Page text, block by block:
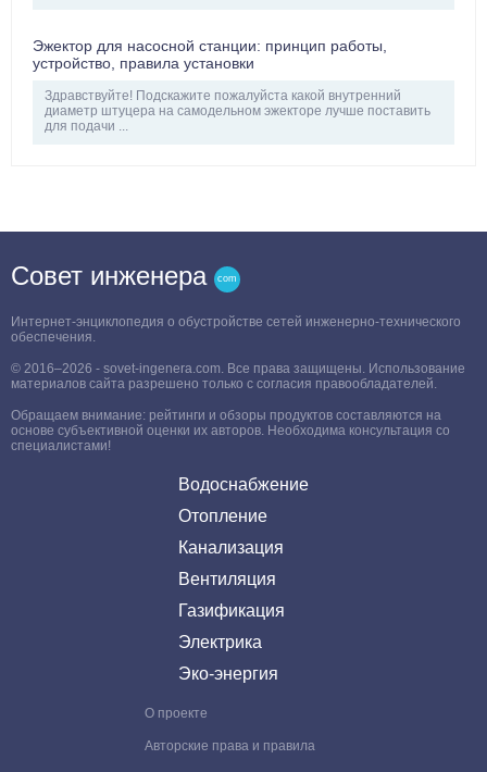
Эжектор для насосной станции: принцип работы,
устройство, правила установки
Здравствуйте! Подскажите пожалуйста какой внутренний
диаметр штуцера на самодельном эжекторе лучше поставить
для подачи ...
Совет инженера
Интернет-энциклопедия о обустройстве сетей инженерно-технического
обеспечения.
© 2016–2026 - sovet-ingenera.com. Все права защищены. Использование
материалов сайта разрешено только с согласия правообладателей.
Обращаем внимание: рейтинги и обзоры продуктов составляются на
основе субъективной оценки их авторов. Необходима консультация со
специалистами!
Водоснабжение
Отопление
Канализация
Вентиляция
Газификация
Электрика
Эко-энергия
О проекте
Авторские права и правила